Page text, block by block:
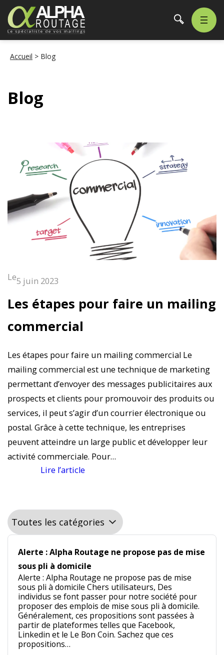
Accueil > Blog
Blog
Le5 juin 2023
Les étapes pour faire un mailing
commercial
Les étapes pour faire un mailing commercial Le
mailing commercial est une technique de marketing
permettant d’envoyer des messages publicitaires aux
prospects et clients pour promouvoir des produits ou
services, il peut s’agir d’un courrier électronique ou
postal. Grâce à cette technique, les entreprises
peuvent atteindre un large public et développer leur
activité commerciale. Pour…
Lire l’article
a
p
e
s
p
o
u
r
Alerte : Alpha Routage ne propose pas de mise
sous pli à domicile
Alerte : Alpha Routage ne propose pas de mise
sous pli à domicile Chers utilisateurs, Des
individus se font passer pour notre société pour
proposer des emplois de mise sous pli à domicile.
Généralement, ces propositions sont passées à
partir de plateformes telles que Facebook,
Linkedin et le Le Bon Coin. Sachez que ces
propositions…